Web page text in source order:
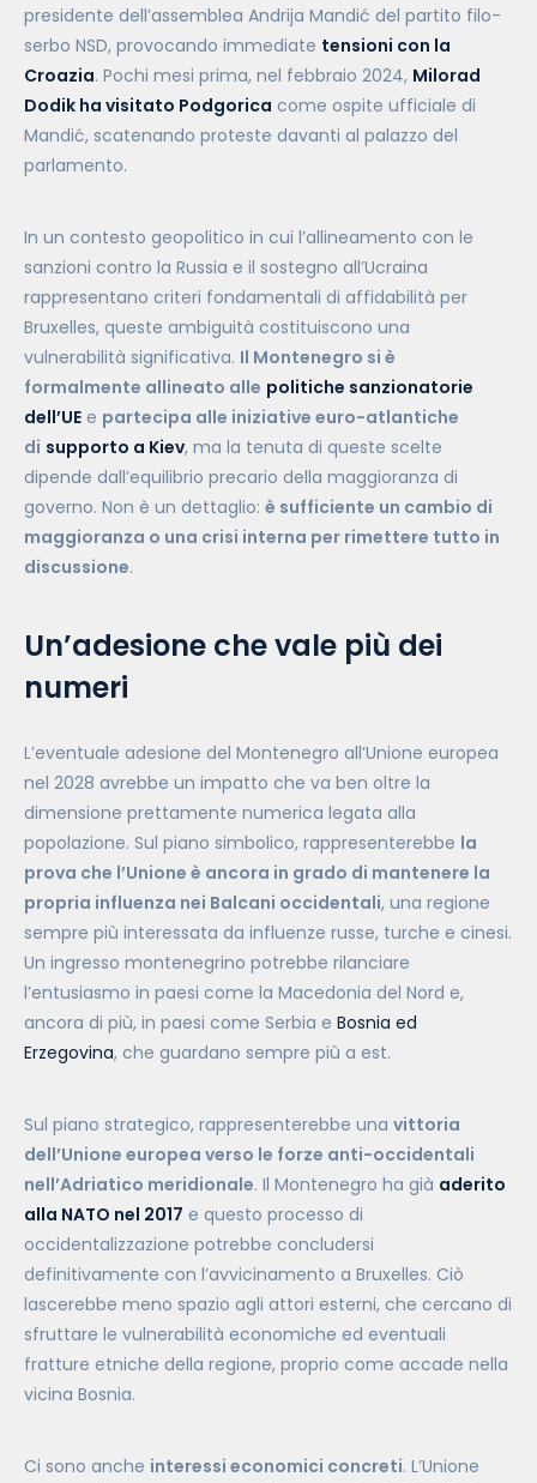
presidente dell’assemblea Andrija Mandić del partito filo-
serbo NSD, provocando immediate tensioni con la
Croazia. Pochi mesi prima, nel febbraio 2024, Milorad
Dodik ha visitato Podgorica come ospite ufficiale di
Mandić, scatenando proteste davanti al palazzo del
parlamento.
In un contesto geopolitico in cui l’allineamento con le
sanzioni contro la Russia e il sostegno all’Ucraina
rappresentano criteri fondamentali di affidabilità per
Bruxelles, queste ambiguità costituiscono una
vulnerabilità significativa. Il Montenegro si è
formalmente allineato alle politiche sanzionatorie
dell’UE e partecipa alle iniziative euro-atlantiche
di supporto a Kiev, ma la tenuta di queste scelte
dipende dall’equilibrio precario della maggioranza di
governo. Non è un dettaglio: è sufficiente un cambio di
maggioranza o una crisi interna per rimettere tutto in
discussione.
Un’adesione che vale più dei
numeri
L’eventuale adesione del Montenegro all’Unione europea
nel 2028 avrebbe un impatto che va ben oltre la
dimensione prettamente numerica legata alla
popolazione. Sul piano simbolico, rappresenterebbe la
prova che l’Unione è ancora in grado di mantenere la
propria influenza nei Balcani occidentali, una regione
sempre più interessata da influenze russe, turche e cinesi.
Un ingresso montenegrino potrebbe rilanciare
l’entusiasmo in paesi come la Macedonia del Nord e,
ancora di più, in paesi come Serbia e Bosnia ed
Erzegovina, che guardano sempre più a est.
Sul piano strategico, rappresenterebbe una vittoria
dell’Unione europea verso le forze anti-occidentali
nell’Adriatico meridionale. Il Montenegro ha già aderito
alla NATO nel 2017 e questo processo di
occidentalizzazione potrebbe concludersi
definitivamente con l’avvicinamento a Bruxelles. Ciò
lascerebbe meno spazio agli attori esterni, che cercano di
sfruttare le vulnerabilità economiche ed eventuali
fratture etniche della regione, proprio come accade nella
vicina Bosnia.
Ci sono anche interessi economici concreti. L’Unione